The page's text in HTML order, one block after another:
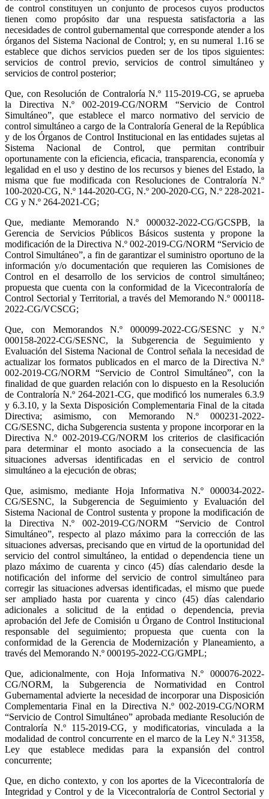
de control constituyen un conjunto de procesos cuyos productos
tienen como propósito dar una respuesta satisfactoria a las
necesidades de control gubernamental que corresponde atender a los
órganos del Sistema Nacional de Control; y, en su numeral 1.16 se
establece que dichos servicios pueden ser de los tipos siguientes:
servicios de control previo, servicios de control simultáneo y
servicios de control posterior;
Que, con Resolución de Contraloría N.º 115-2019-CG, se aprueba
la Directiva N.º 002-2019-CG/NORM “Servicio de Control
Simultáneo”, que establece el marco normativo del servicio de
control simultáneo a cargo de la Contraloría General de la República
y de los Órganos de Control Institucional en las entidades sujetas al
Sistema Nacional de Control, que permitan contribuir
oportunamente con la eficiencia, eficacia, transparencia, economía y
legalidad en el uso y destino de los recursos y bienes del Estado, la
misma que fue modificada con Resoluciones de Contraloría N.º
100-2020-CG, N.º 144-2020-CG, N.º 200-2020-CG, N.º 228-2021-
CG y N.º 264-2021-CG;
Que, mediante Memorando N.º 000032-2022-CG/GCSPB, la
Gerencia de Servicios Públicos Básicos sustenta y propone la
modificación de la Directiva N.º 002-2019-CG/NORM “Servicio de
Control Simultáneo”, a fin de garantizar el suministro oportuno de la
información y/o documentación que requieren las Comisiones de
Control en el desarrollo de los servicios de control simultáneo;
propuesta que cuenta con la conformidad de la Vicecontraloría de
Control Sectorial y Territorial, a través del Memorando N.º 000118-
2022-CG/VCSCG;
Que, con Memorandos N.º 000099-2022-CG/SESNC y N.º
000158-2022-CG/SESNC, la Subgerencia de Seguimiento y
Evaluación del Sistema Nacional de Control señala la necesidad de
actualizar los formatos publicados en el marco de la Directiva N.º
002-2019-CG/NORM “Servicio de Control Simultáneo”, con la
finalidad de que guarden relación con lo dispuesto en la Resolución
de Contraloría N.º 264-2021-CG, que modificó los numerales 6.3.9
y 6.3.10, y la Sexta Disposición Complementaria Final de la citada
Directiva; asimismo, con Memorando N.º 000231-2022-
CG/SESNC, dicha Subgerencia sustenta y propone incorporar en la
Directiva N.º 002-2019-CG/NORM los criterios de clasificación
para determinar el monto asociado a la consecuencia de las
situaciones adversas identificadas en el servicio de control
simultáneo a la ejecución de obras;
Que, asimismo, mediante Hoja Informativa N.º 000034-2022-
CG/SESNC, la Subgerencia de Seguimiento y Evaluación del
Sistema Nacional de Control sustenta y propone la modificación de
la Directiva N.º 002-2019-CG/NORM “Servicio de Control
Simultáneo”, respecto al plazo máximo para la corrección de las
situaciones adversas, precisando que en virtud de la oportunidad del
servicio del control simultáneo, la entidad o dependencia tiene un
plazo máximo de cuarenta y cinco (45) días calendario desde la
notificación del informe del servicio de control simultáneo para
corregir las situaciones adversas identificadas, el mismo que puede
ser ampliado hasta por cuarenta y cinco (45) días calendario
adicionales a solicitud de la entidad o dependencia, previa
aprobación del Jefe de Comisión u Órgano de Control Institucional
responsable del seguimiento;
propuesta que cuenta con la
conformidad de la Gerencia de Modernización y Planeamiento, a
través del Memorando N.º 000195-2022-CG/GMPL;
Que, adicionalmente, con Hoja Informativa N.º 000076-2022-
CG/NORM, la Subgerencia de Normatividad en Control
Gubernamental advierte la necesidad de incorporar una Disposición
Complementaria Final en la Directiva N.º 002-2019-CG/NORM
“Servicio de Control Simultáneo” aprobada mediante Resolución de
Contraloría N.º 115-2019-CG, y modificatorias, vinculada a la
modalidad de control concurrente en el marco de la Ley N.º 31358,
Ley que establece medidas para la expansión del control
concurrente;
Que, en dicho contexto, y con los aportes de la Vicecontraloría de
Integridad y Control y de la Vicecontraloría de Control Sectorial y